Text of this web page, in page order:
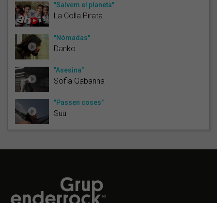
"Salvem el planeta"
La Colla Pirata
"Nómadas"
Danko
"Asesina"
Sofia Gabanna
"Passen coses"
Suu